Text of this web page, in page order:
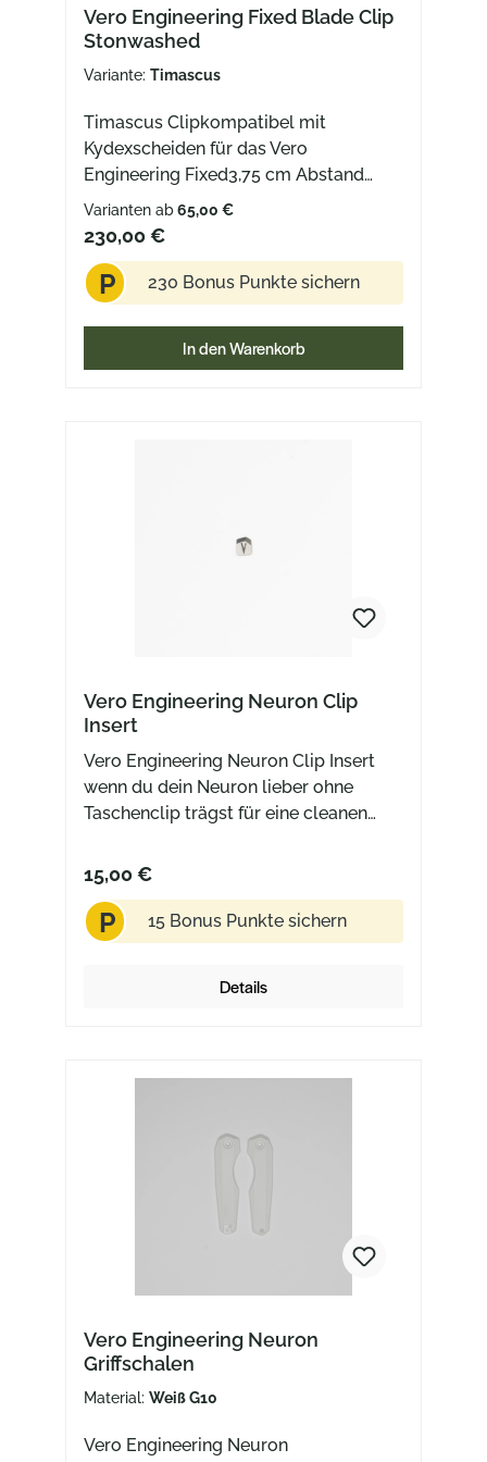
Vero Engineering Fixed Blade Clip
Stonwashed
Variante: Timascus
Timascus Clipkompatibel mit
Kydexscheiden für das Vero
Engineering Fixed3,75 cm Abstand
zwischen den Clipschrauben
Varianten ab65,00 €
230,00 €
P 230 Bonus Punkte sichern
In den Warenkorb
Vero Engineering Neuron Clip
Insert
Vero Engineering Neuron Clip Insert
wenn du dein Neuron lieber ohne
Taschenclip trägst für eine cleanen
für Micarta Griffschalen oder Lefty
Version
15,00 €
P 15 Bonus Punkte sichern
Details
Vero Engineering Neuron
Griffschalen
Material: Weiß G10
Vero Engineering Neuron